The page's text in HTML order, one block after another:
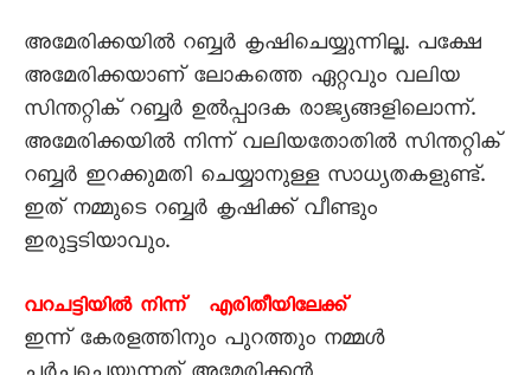
അമേരിക്കയിൽ റബ്ബർ കൃഷിചെയ്യുന്നില്ല. പക്ഷേ
അമേരിക്കയാണ് ലോകത്തെ ഏറ്റവും വലിയ
സിന്തറ്റിക് റബ്ബർ ഉൽപ്പാദക രാജ്യങ്ങളിലൊന്ന്.
അമേരിക്കയിൽ നിന്ന് വലിയതോതിൽ സിന്തറ്റിക്
റബ്ബർ ഇറക്കുമതി ചെയ്യാനുള്ള സാധ്യതകളുണ്ട്.
ഇത് നമ്മുടെ റബ്ബർ കൃഷിക്ക് വീണ്ടും
ഇരുട്ടടിയാവും.
വറചട്ടിയിൽ നിന്ന് എരിതീയിലേക്ക്
ഇന്ന് കേരളത്തിനും പുറത്തും നമ്മൾ